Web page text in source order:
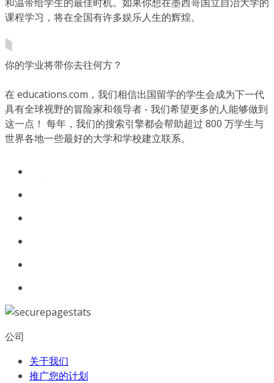
课程学习，将在全国有许多娱乐人生的辉煌。
你的学业将带你去往何方？
在 educations.com，我们相信出国留学的学生会成为下一代
具有全球视野的冒险家和领导者 - 我们希望更多的人能够做到
这一点！ 每年，我们的搜索引擎都会帮助超过 800 万学生与
世界各地一些最好的大学和学校建立联系。
公司
关于我们
推广您的计划